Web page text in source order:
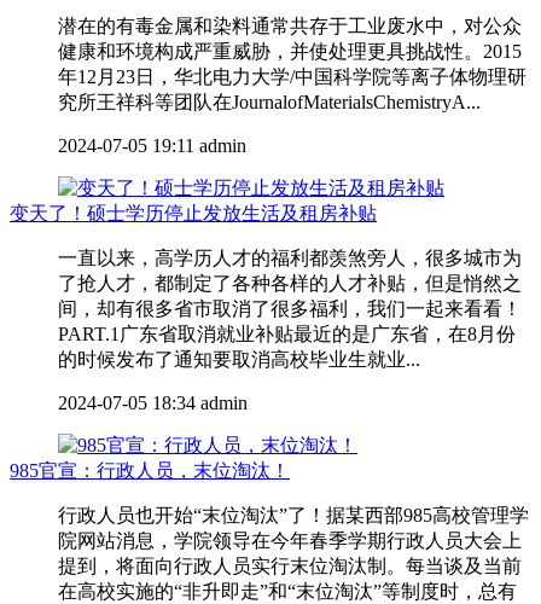
潜在的有毒金属和染料通常共存于工业废水中，对公众
健康和环境构成严重威胁，并使处理更具挑战性。2015
年12月23日，华北电力大学/中国科学院等离子体物理研
究所王祥科等团队在JournalofMaterialsChemistryA...
2024-07-05 19:11 admin
变天了！硕士学历停止发放生活及租房补贴
一直以来，高学历人才的福利都羡煞旁人，很多城市为
了抢人才，都制定了各种各样的人才补贴，但是悄然之
间，却有很多省市取消了很多福利，我们一起来看看！
PART.1广东省取消就业补贴最近的是广东省，在8月份
的时候发布了通知要取消高校毕业生就业...
2024-07-05 18:34 admin
985官宣：行政人员，末位淘汰！
行政人员也开始“末位淘汰”了！据某西部985高校管理学
院网站消息，学院领导在今年春季学期行政人员大会上
提到，将面向行政人员实行末位淘汰制。每当谈及当前
在高校实施的“非升即走”和“末位淘汰”等制度时，总有